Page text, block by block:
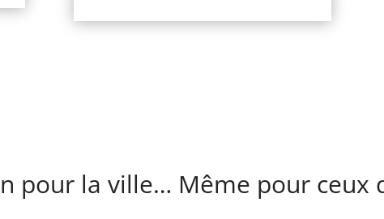
pour la ville… Même pour ceux